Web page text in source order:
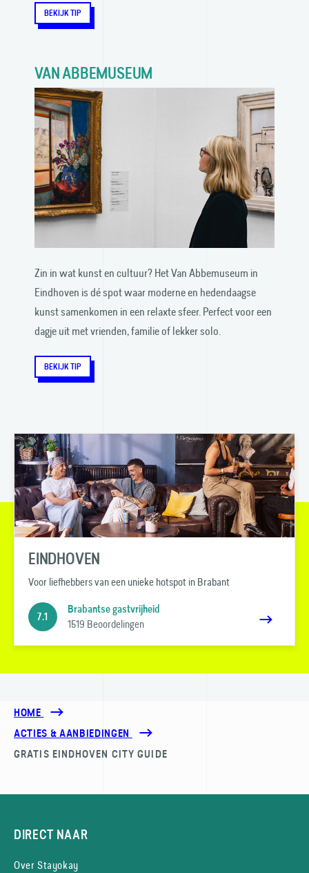
BEKIJK TIP
VAN ABBEMUSEUM
Zin in wat kunst en cultuur? Het Van Abbe­museum in
Eindhoven is dé spot waar moderne en heden­daagse
kunst samen­komen in een relaxte sfeer. Perfect voor een
dagje uit met vrienden, familie of lekker solo.
BEKIJK TIP
EINDHOVEN
Voor liefhebbers van een unieke hotspot in Brabant
7.1
Brabantse gastvrijheid
1519 Beoordelingen
HOME
ACTIES & AANBIEDINGEN
GRATIS EINDHOVEN CITY GUIDE
DIRECT NAAR
Over Stayokay